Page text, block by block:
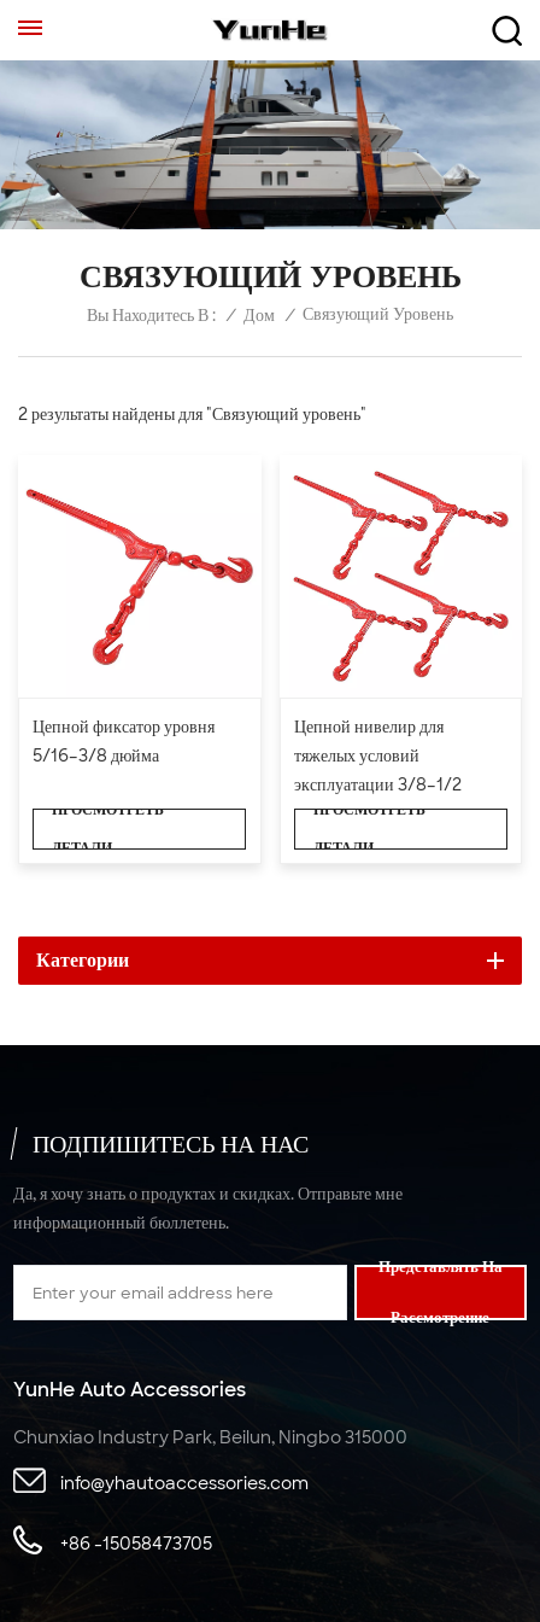
СВЯЗУЮЩИЙ УРОВЕНЬ
Вы Находитесь В : / Дом / Связующий Уровень
2 результаты найдены для "Связующий уровень"
Цепной фиксатор уровня
5/16–3/8 дюйма
ПРОСМОТРЕТЬ
ДЕТАЛИ
Цепной нивелир для
тяжелых условий
эксплуатации 3/8–1/2
дюйма
ПРОСМОТРЕТЬ
ДЕТАЛИ
Категории
ПОДПИШИТЕСЬ НА НАС
Да, я хочу знать о продуктах и скидках. Отправьте мне
информационный бюллетень.
Представлять На
Рассмотрение
YunHe Auto Accessories
Chunxiao Industry Park, Beilun, Ningbo 315000
info@yhautoaccessories.com
+86 -15058473705